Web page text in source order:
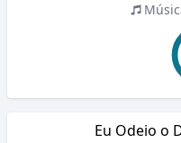
Eu Odeio o